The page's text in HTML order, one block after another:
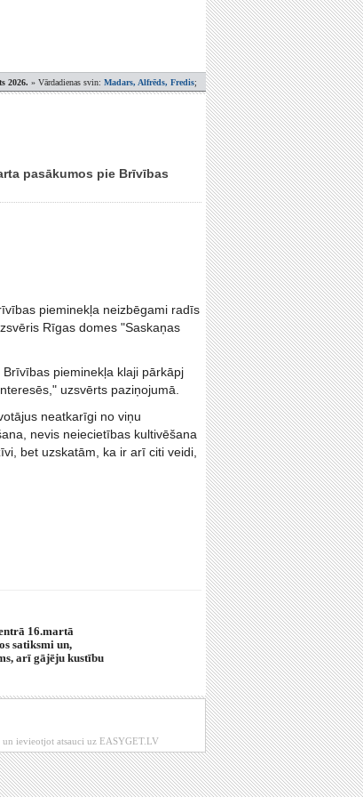
2026. » Vārdadienas svin: Madars, Alfrēds, Fredis;
pasākumos pie Brīvības
pieminekļa neizbēgami radīs
Rīgas domes "Saskaņas
pieminekļa klaji pārkāpj
uzsvērts paziņojumā.
neatkarīgi no viņu
nevis neiecietības kultivēšana
bet uzskatām, ka ir arī citi veidi,
16.martā
satiksmi un,
arī gājēju kustību
ievieotjot atsauci uz EASYGET.LV